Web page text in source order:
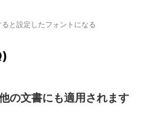
と設定したフォントになる
の文書にも適用されます